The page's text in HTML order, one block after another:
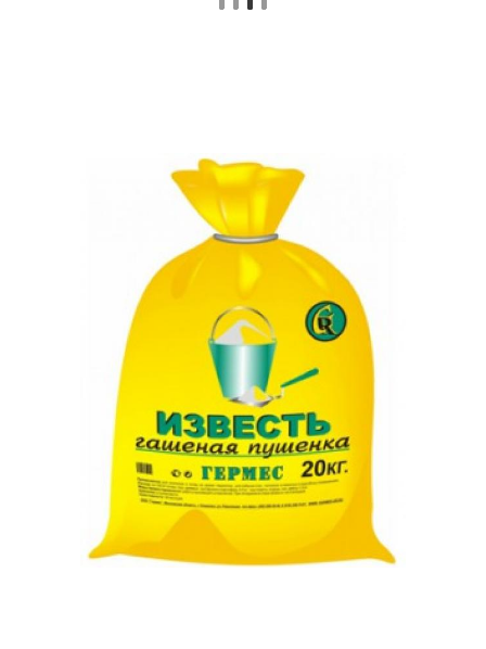
Хлорная известь